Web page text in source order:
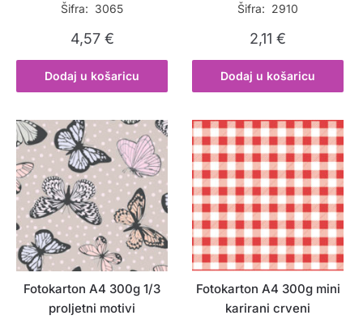
Šifra: 3065
4,57 €
Dodaj u košaricu
Šifra: 2910
2,11€
Dodaj u košaricu
Fotokarton A4 300g 1/3
proljetni motivi
Fotokarton A4 300g mini
karirani crveni